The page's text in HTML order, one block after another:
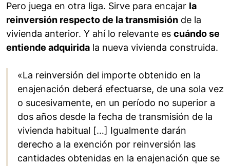
Pero juega en otra liga. Sirve para encajar la
reinversión respecto de la transmisión de la
vivienda anterior. Y ahí lo relevante es cuándo se
entiende adquirida la nueva vivienda construida.
«La reinversión del importe obtenido en la
enajenación deberá efectuarse, de una sola vez
o sucesivamente, en un período no superior a
dos años desde la fecha de transmisión de la
vivienda habitual […] Igualmente darán
derecho a la exención por reinversión las
cantidades obtenidas en la enajenación que se